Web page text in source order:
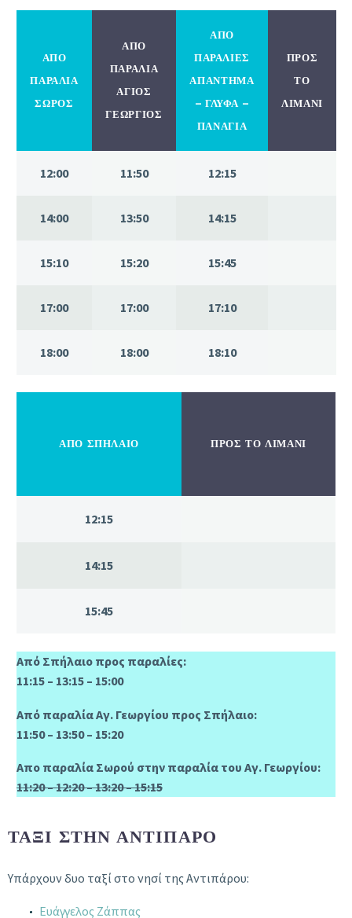
ΑΠΟ
ΠΑΡΑΛΙΑ
ΣΩΡΟΣ
ΑΠΟ
ΠΑΡΑΛΙΑ
ΑΓΙΟΣ
ΓΕΩΡΓΙΟΣ
ΑΠΟ
ΠΑΡΑΛΙΕΣ
ΑΠΑΝΤΗΜΑ
– ΓΛΥΦΑ –
ΠΑΝΑΓΙΑ
ΠΡΟΣ
ΤΟ
ΛΙΜΑΝΙ
12:00 11:50 12:15
14:00 13:50 14:15
15:10 15:20 15:45
17:00 17:00 17:10
18:00 18:00 18:10
ΑΠΟ ΣΠΗΛΑΙΟ ΠΡΟΣ ΤΟ ΛΙΜΑΝΙ
12:15
14:15
15:45
Από Σπήλαιο προς παραλίες:
11:15 – 13:15 – 15:00
Από παραλία Αγ. Γεωργίου προς Σπήλαιο:
11:50 – 13:50 – 15:20
Απο παραλία Σωρού στην παραλία του Αγ. Γεωργίου:
11:20 – 12:20 – 13:20 – 15:15
ΤΑΞΊ ΣΤΗΝ ΑΝΤΊΠΑΡΟ
Yπάρχουν δυο ταξί στο νησί της Αντιπάρου:
Ευάγγελος Ζάππας